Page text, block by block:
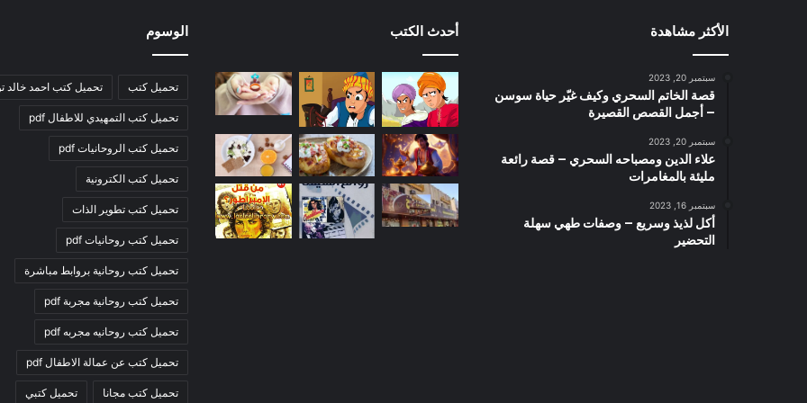
الأكثر مشاهدة
سبتمبر 20, 2023
قصة الخاتم السحري وكيف غيّر حياة سوسن
– أجمل القصص القصيرة
سبتمبر 20, 2023
علاء الدين ومصباحه السحري – قصة رائعة
مليئة بالمغامرات
سبتمبر 16, 2023
أكل لذيذ وسريع – وصفات طهي سهلة
التحضير
أحدث الكتب الوسوم
تحميل كتب تحميل كتب احمد خالد
تحميل كتب التمهيدي للاطفال pdf
تحميل كتب الروحانيات pdf
تحميل كتب الكترونية
تحميل كتب تطوير الذات
تحميل كتب روحانيات pdf
تحميل كتب روحانية بروابط مباشرة
تحميل كتب روحانية مجربة pdf
تحميل كتب روحانيه مجربه pdf
تحميل كتب عن عمالة الاطفال pdf
تحميل كتب مجانا تحميل كتبي